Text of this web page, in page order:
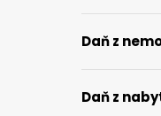
Daň z
Daň z